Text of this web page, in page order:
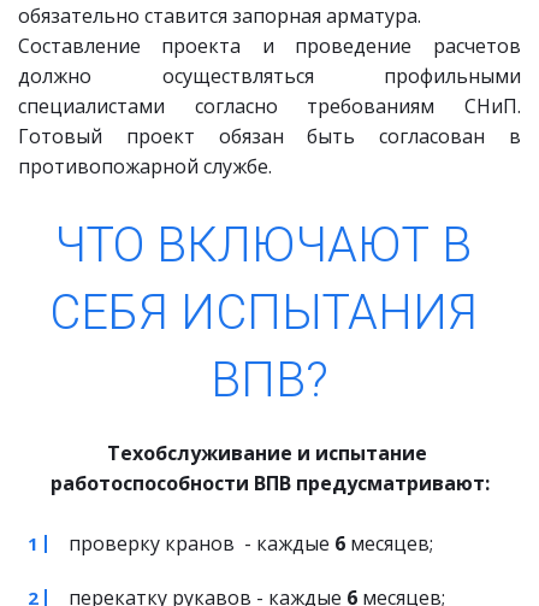
обязательно ставится запорная арматура.
Составление проекта и проведение расчетов
должно осуществляться профильными
специалистами согласно требованиям СНиП.
Готовый проект обязан быть согласован в
противопожарной службе.
ЧТО ВКЛЮЧАЮТ В
СЕБЯ ИСПЫТАНИЯ
ВПВ?
Техобслуживание и испытание
работоспособности ВПВ предусматривают:
проверку кранов  - каждые 6 месяцев;
перекатку рукавов - каждые 6 месяцев;